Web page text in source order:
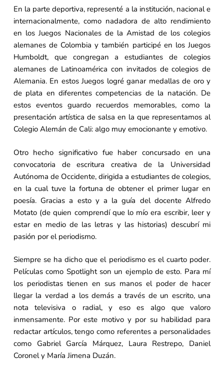
En la parte deportiva, representé a la institución, nacional e
internacionalmente, como nadadora de alto rendimiento
en los Juegos Nacionales de la Amistad de los colegios
alemanes de Colombia y también participé en los Juegos
Humboldt, que congregan a estudiantes de colegios
alemanes de Latinoamérica con invitados de colegios de
Alemania. En estos Juegos logré ganar medallas de oro y
de plata en diferentes competencias de la natación. De
estos eventos guardo recuerdos memorables, como la
presentación artística de salsa en la que representamos al
Colegio Alemán de Cali: algo muy emocionante y emotivo.
Otro hecho significativo fue haber concursado en una
convocatoria de escritura creativa de la Universidad
Autónoma de Occidente, dirigida a estudiantes de colegios,
en la cual tuve la fortuna de obtener el primer lugar en
poesía. Gracias a esto y a la guía del docente Alfredo
Motato (de quien comprendí que lo mío era escribir, leer y
estar en medio de las letras y las historias) descubrí mi
pasión por el periodismo.
Siempre se ha dicho que el periodismo es el cuarto poder.
Películas como Spotlight son un ejemplo de esto. Para mí
los periodistas tienen en sus manos el poder de hacer
llegar la verdad a los demás a través de un escrito, una
nota televisiva o radial, y eso es algo que valoro
inmensamente. Por este motivo y por su habilidad para
redactar artículos, tengo como referentes a personalidades
como Gabriel García Márquez, Laura Restrepo, Daniel
Coronel y María Jimena Duzán.